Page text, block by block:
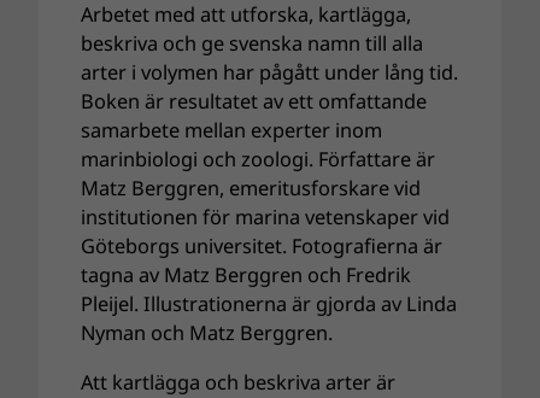
Arbetet med att utforska, kartlägga,
beskriva och ge svenska namn till alla
arter i volymen har pågått under lång tid.
Boken är resultatet av ett omfattande
samarbete mellan experter inom
marinbiologi och zoologi. Författare är
Matz Berggren, emeritusforskare vid
institutionen för marina vetenskaper vid
Göteborgs universitet. Fotografierna är
tagna av Matz Berggren och Fredrik
Pleijel. Illustrationerna är gjorda av Linda
Nyman och Matz Berggren.
Att kartlägga och beskriva arter är